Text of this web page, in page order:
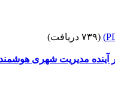
(۷۳۹ دریافت)
مدیریت شهری هوشمند